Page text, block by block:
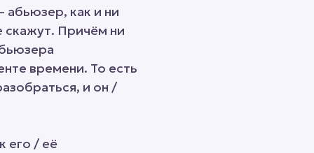
абьюзер, как и ни
скажут. Причём ни
времени. То есть
и он /
его / её